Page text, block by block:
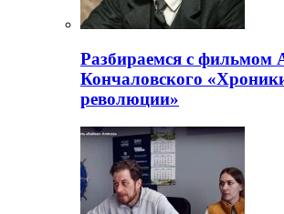
Разбираемся с фильмом
Кончаловского
революции»